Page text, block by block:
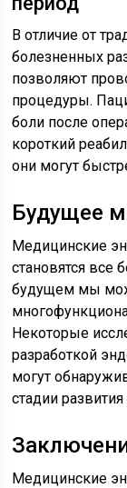
В отличие от
болезненных
позволяют
процедуры.
боли после
короткий
они могут
Будущее
Медицинские
становятся
будущем мы
Некоторые
разработкой
могут
стадии
Медицинские